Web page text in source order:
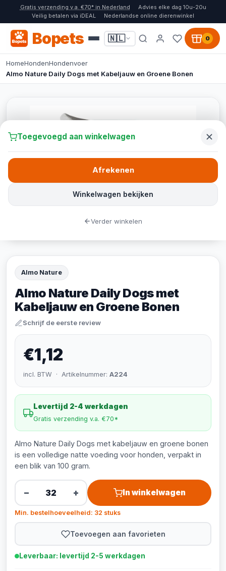
Gratis verzending v.a. €70* in Nederland
Advies elke dag 10u-20u
Veilig betalen via iDEAL
Nederlandse online dierenwinkel
Bopets 🇳🇱 0
HomeHondenHondenvoer
Almo Nature Daily Dogs met Kabeljauw en Groene Bonen
Almo Nature
Almo Nature Daily Dogs met
Kabeljauw en Groene Bonen
Schrijf de eerste review
€1,12
incl. BTW · Artikelnummer: A224
Levertijd 2-4 werkdagen
Gratis verzending v.a. €70*
Almo Nature Daily Dogs met kabeljauw en groene bonen
is een volledige natte voeding voor honden, verpakt in
een blik van 100 gram.
− + In winkelwagen
Min. bestelhoeveelheid: 32 stuks
Toevoegen aan favorieten
Leverbaar: levertijd 2-5 werkdagen
Toegevoegd aan winkelwagen
Winkelwagen bekijken
Afrekenen
Verder winkelen